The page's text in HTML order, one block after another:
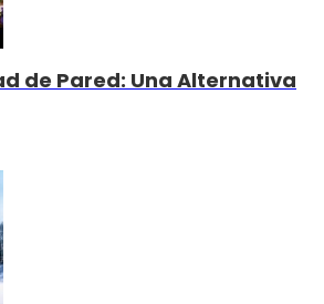
de Pared: Una Alternativa